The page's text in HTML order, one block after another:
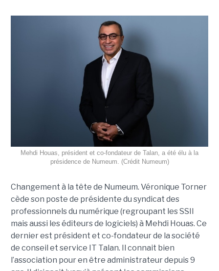
Mehdi Houas, président et co-fondateur de Talan, a été élu à la
présidence de Numeum. (Crédit Numeum)
Changement à la tête de Numeum. Véronique Torner
cède son poste de présidente du syndicat des
professionnels du numérique (regroupant les SSII
mais aussi les éditeurs de logiciels) à Mehdi Houas. Ce
dernier est président et co-fondateur de la société
de conseil et service IT Talan. Il connait bien
l’association pour en être administrateur depuis 9